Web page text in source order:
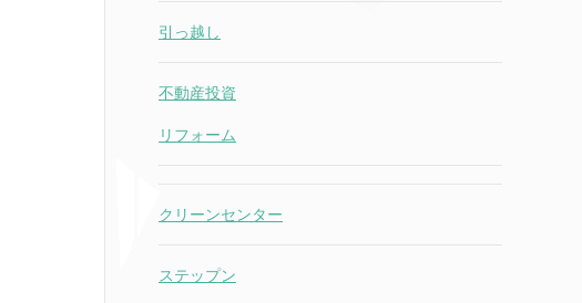
引っ越し
不動産投資
リフォーム
クリーンセンター
ステップン